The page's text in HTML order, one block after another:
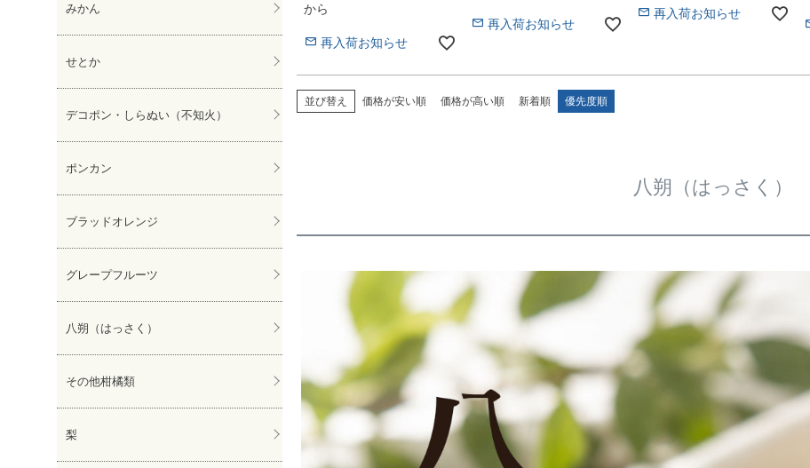
みかん
せとか
デコポン・しらぬい（不知火）
ポンカン
ブラッドオレンジ
グレープフルーツ
八朔（はっさく）
その他柑橘類
梨
から
再入荷お知らせ
再入荷お知らせ
再入荷お知らせ
並び替え 価格が安い順 価格が高い順 新着順 優先度順
八朔（はっさく）